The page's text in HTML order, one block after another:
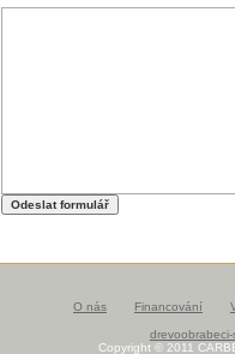
O nás Financování
Copyright © 2011